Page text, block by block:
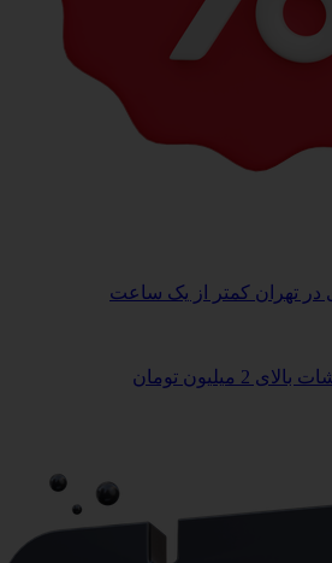
در تهران کمتر از یک ساعت
تومان